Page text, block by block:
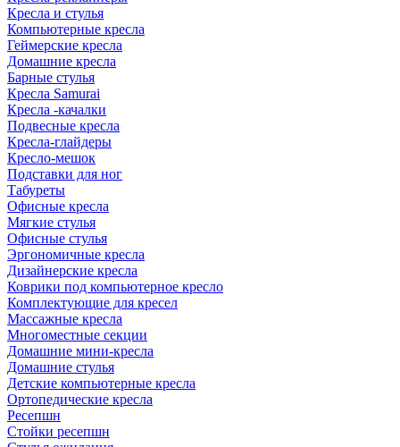
Кресла и стулья
Компьютерные кресла
Геймерские кресла
Домашние кресла
Барные стулья
Кресла Samurai
Кресла -качалки
Подвесные кресла
Кресла-глайдеры
Кресло-мешок
Подставки для ног
Табуреты
Офисные кресла
Мягкие стулья
Офисные стулья
Эргономичные кресла
Дизайнерские кресла
Коврики под компьютерное кресло
Комплектующие для кресел
Массажные кресла
Многоместные секции
Домашние мини-кресла
Домашние стулья
Детские компьютерные кресла
Ортопедические кресла
Ресепшн
Стойки ресепшн